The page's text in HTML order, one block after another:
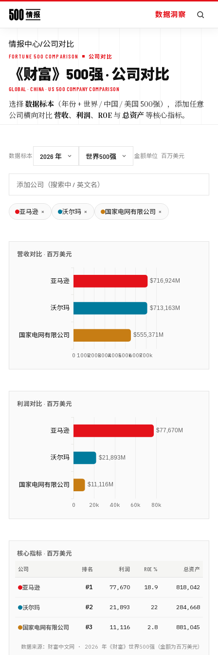
数据洞察
情报中心/公司对比
FORTUNE 500 COMPARISON 公司对比
《财富》500强 · 公司对比
GLOBAL · CHINA · US 500 COMPANY COMPARISON
选择 数据标本 （年份 + 世界 / 中国 / 美国 500强），添加任意
公司横向对比 营收、 利润、 ROE 与 总资产等核心指标。
数据标本 金额单位 百万美元
亚马逊 × 沃尔玛 × 国家电网有限公司 ×
营收对比 · 百万美元
利润对比 · 百万美元
核心指标 · 百万美元
公司 排名 利润 ROE % 总资产
亚马逊 #1 77,670 18.9 818,042
沃尔玛 #2 21,893 22 284,668
国家电网有限公司 #3 11,116 2.8 881,045
数据来源：财富中文网 · 2026 年《财富》 世界500强 （金额为百万美元）